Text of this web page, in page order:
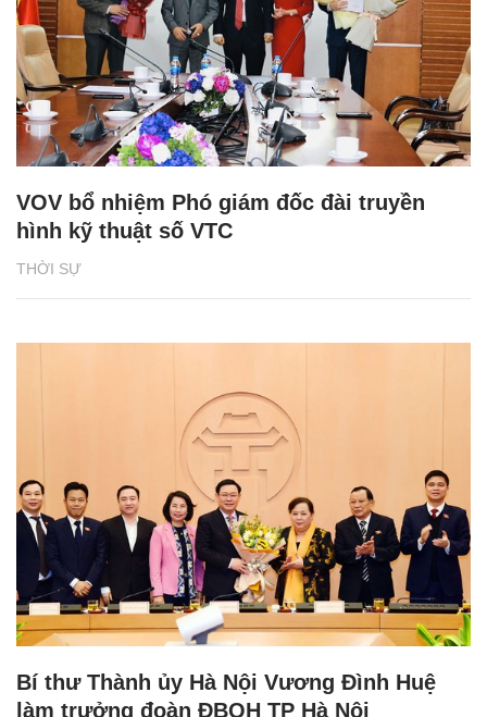
THỜI SỰ
VOV bổ nhiệm Phó giám đốc đài truyền
hình kỹ thuật số VTC
Bí thư Thành ủy Hà Nội Vương Đình Huệ
làm trưởng đoàn ĐBQH TP Hà Nội